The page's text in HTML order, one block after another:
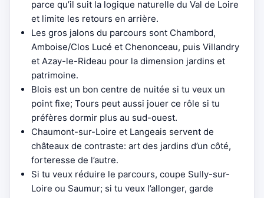
parce qu’il suit la logique naturelle du Val de Loire
et limite les retours en arrière.
Les gros jalons du parcours sont Chambord,
Amboise/Clos Lucé et Chenonceau, puis Villandry
et Azay-le-Rideau pour la dimension jardins et
patrimoine.
Blois est un bon centre de nuitée si tu veux un
point fixe; Tours peut aussi jouer ce rôle si tu
préfères dormir plus au sud-ouest.
Chaumont-sur-Loire et Langeais servent de
châteaux de contraste: art des jardins d’un côté,
forteresse de l’autre.
Si tu veux réduire le parcours, coupe Sully-sur-
Loire ou Saumur; si tu veux l’allonger, garde